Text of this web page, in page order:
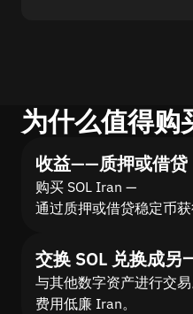
为什么值得购
收益——质押或借贷
购买 SOL Iran —
通过质押或借贷稳定币获
交换 SOL 兑换成另
与其他数字资产进行交
费用低廉 Iran。